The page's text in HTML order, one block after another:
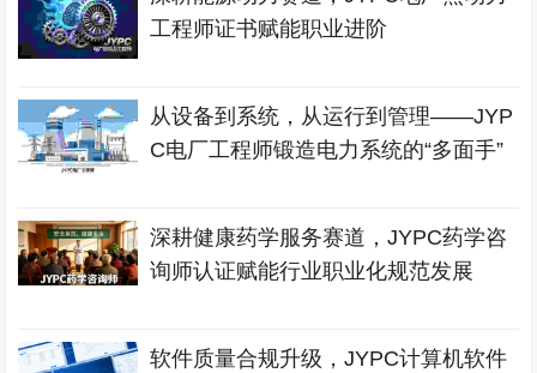
工程师证书赋能职业进阶
从设备到系统，从运行到管理——JYP
C电厂工程师锻造电力系统的“多面手”
深耕健康药学服务赛道，JYPC药学咨
询师认证赋能行业职业化规范发展
软件质量合规升级，JYPC计算机软件